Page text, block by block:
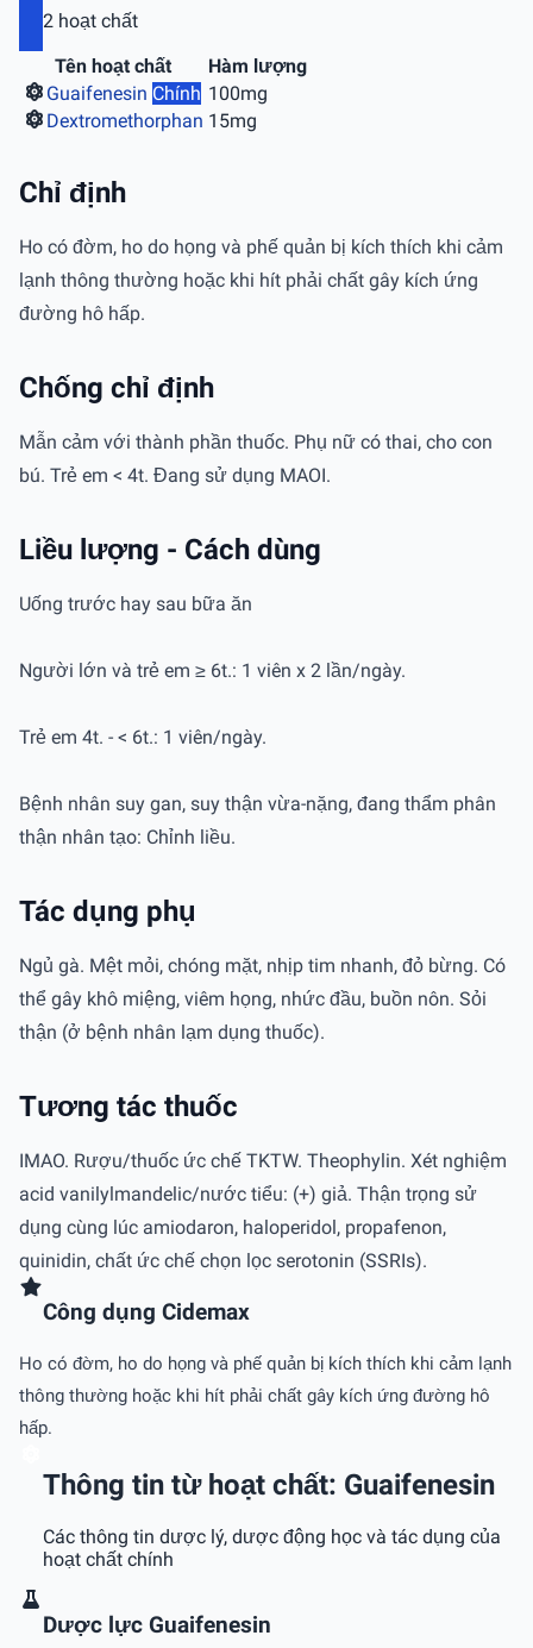
2 hoạt chất
Tên hoạt chất
Hàm lượng
Guaifenesin Chính 100mg
Dextromethorphan 15mg
Chỉ định
Ho có đờm, ho do họng và phế quản bị kích thích khi cảm
lạnh thông thường hoặc khi hít phải chất gây kích ứng
đường hô hấp.
Chống chỉ định
Mẫn cảm với thành phần thuốc. Phụ nữ có thai, cho con
bú. Trẻ em < 4t. Đang sử dụng MAOI.
Liều lượng - Cách dùng
Uống trước hay sau bữa ăn
Người lớn và trẻ em ≥ 6t.: 1 viên x 2 lần/ngày.
Trẻ em 4t. - < 6t.: 1 viên/ngày.
Bệnh nhân suy gan, suy thận vừa-nặng, đang thẩm phân
thận nhân tạo: Chỉnh liều.
Tác dụng phụ
Ngủ gà. Mệt mỏi, chóng mặt, nhịp tim nhanh, đỏ bừng. Có
thể gây khô miệng, viêm họng, nhức đầu, buồn nôn. Sỏi
thận (ở bệnh nhân lạm dụng thuốc).
Tương tác thuốc
IMAO. Rượu/thuốc ức chế TKTW. Theophylin. Xét nghiệm
acid vanilylmandelic/nước tiểu: (+) giả. Thận trọng sử
dụng cùng lúc amiodaron, haloperidol, propafenon,
quinidin, chất ức chế chọn lọc serotonin (SSRIs).
Công dụng Cidemax
Ho có đờm, ho do họng và phế quản bị kích thích khi cảm lạnh
thông thường hoặc khi hít phải chất gây kích ứng đường hô
hấp.
Thông tin từ hoạt chất: Guaifenesin
Các thông tin dược lý, dược động học và tác dụng của
hoạt chất chính
Dược lực Guaifenesin